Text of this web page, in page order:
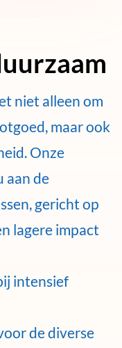
niet alleen om
maar ook
Onze
aan de
gericht op
lagere impact
intensief
de diverse